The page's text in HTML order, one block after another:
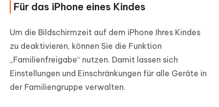
Für das iPhone eines Kindes
Um die Bildschirmzeit auf dem iPhone Ihres Kindes
zu deaktivieren, können Sie die Funktion
„Familienfreigabe“ nutzen. Damit lassen sich
Einstellungen und Einschränkungen für alle Geräte in
der Familiengruppe verwalten.